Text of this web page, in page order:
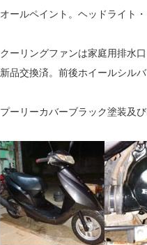
オールペイント。ヘッドライト
クーリングファンは家庭用排水
新品交換済。前後ホイールシル
プーリーカバーブラック塗装及